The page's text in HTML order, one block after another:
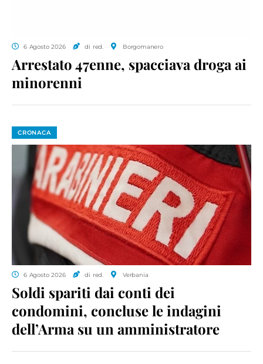
6 Agosto 2026 di red. Borgomanero
Arrestato 47enne, spacciava droga ai
minorenni
CRONACA
6 Agosto 2026 di red. Verbania
Soldi spariti dai conti dei
condomini, concluse le indagini
dell’Arma su un amministratore